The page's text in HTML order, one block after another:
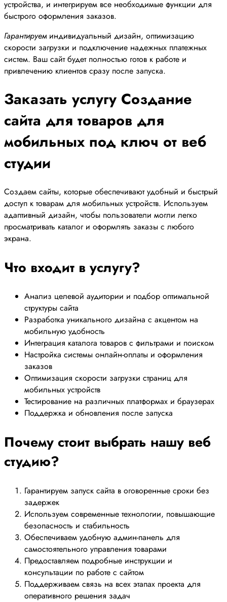
устройства, и интегрируем все необходимые функции для
быстрого оформления заказов.
Гарантируем индивидуальный дизайн, оптимизацию
скорости загрузки и подключение надежных платежных
систем. Ваш сайт будет полностью готов к работе и
привлечению клиентов сразу после запуска.
Заказать услугу Создание
сайта для товаров для
мобильных под ключ от веб
студии
Создаем сайты, которые обеспечивают удобный и быстрый
доступ к товарам для мобильных устройств. Используем
адаптивный дизайн, чтобы пользователи могли легко
просматривать каталог и оформлять заказы с любого
экрана.
Что входит в услугу?
Анализ целевой аудитории и подбор оптимальной
структуры сайта
Разработка уникального дизайна с акцентом на
мобильную удобность
Интеграция каталога товаров с фильтрами и поиском
Настройка системы онлайн-оплаты и оформления
заказов
Оптимизация скорости загрузки страниц для
мобильных устройств
Тестирование на различных платформах и браузерах
Поддержка и обновления после запуска
Почему стоит выбрать нашу веб
студию?
Гарантируем запуск сайта в оговоренные сроки без
задержек
Используем современные технологии, повышающие
безопасность и стабильность
Обеспечиваем удобную админ-панель для
самостоятельного управления товарами
Предоставляем подробные инструкции и
консультации по работе с сайтом
Поддерживаем связь на всех этапах проекта для
оперативного решения задач